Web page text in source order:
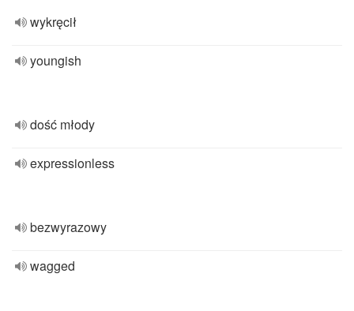
wykręcił
youngish
dość młody
expressionless
bezwyrazowy
wagged